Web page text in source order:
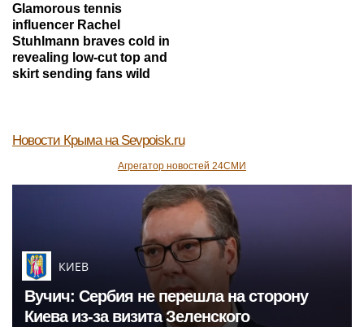
Glamorous tennis
influencer Rachel
Stuhlmann braves cold in
revealing low-cut top and
skirt sending fans wild
Новости Крыма на Sevpoisk.ru
Агрегатор новостей 24СМИ
КИЕВ
Вучич: Сербия не перешла на сторону
Киева из-за визита Зеленского